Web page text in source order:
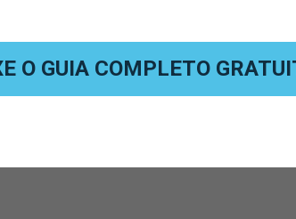
O GUIA COMPLETO